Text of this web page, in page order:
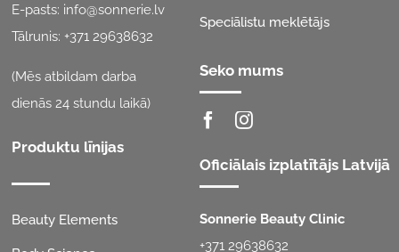
E-pasts: info@sonnerie.lv
Tālrunis:+371 29638632
(Mēs atbildam darba
dienās 24 stundu laikā)
Produktu līnijas
Beauty Elements
Speciālistu meklētājs
Seko mums
Oficiālais izplatītājs Latvijā
Sonnerie Beauty Clinic
+371 29638632